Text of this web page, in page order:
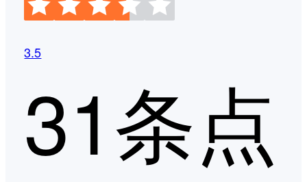
3.5
31条点